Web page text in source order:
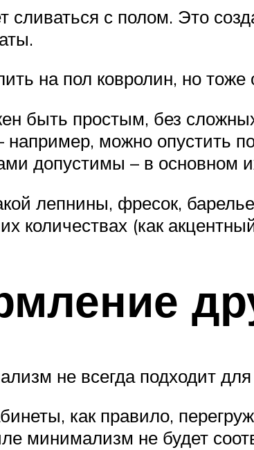
сливаться с полом. Это
на пол ковролин, но
быть простым, без
например, можно опустить
допустимы – в основном
лепнины, фресок,
количествах (как
не всегда подходит
как правило,
минимализм не будет